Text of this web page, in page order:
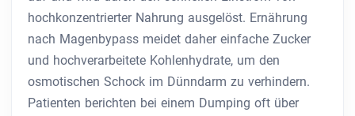
hochkonzentrierter Nahrung ausgelöst. Ernährung
nach Magenbypass meidet daher einfache Zucker
und hochverarbeitete Kohlenhydrate, um den
osmotischen Schock im Dünndarm zu verhindern.
Patienten berichten bei einem Dumping oft über